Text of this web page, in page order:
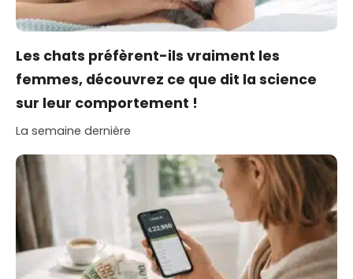
Les chats préfèrent-ils vraiment les
femmes, découvrez ce que dit la science
sur leur comportement !
La semaine dernière